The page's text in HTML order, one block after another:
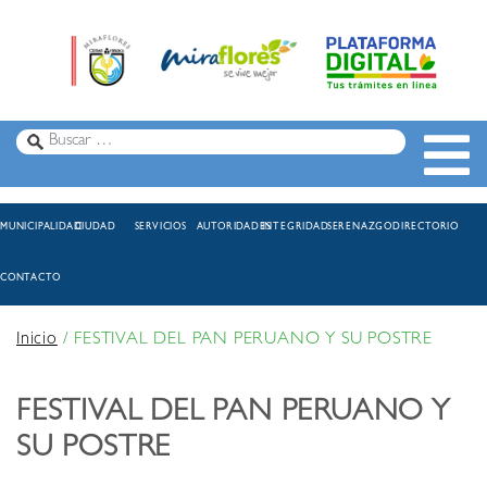
MUNICIPALIDADCIUDAD SERVICIOS AUTORIDADESINTEGRIDADSERENAZGODIRECTORIO
CONTACTO
Inicio/ FESTIVAL DEL PAN PERUANO Y SU POSTRE
FESTIVAL DEL PAN PERUANO Y
SU POSTRE